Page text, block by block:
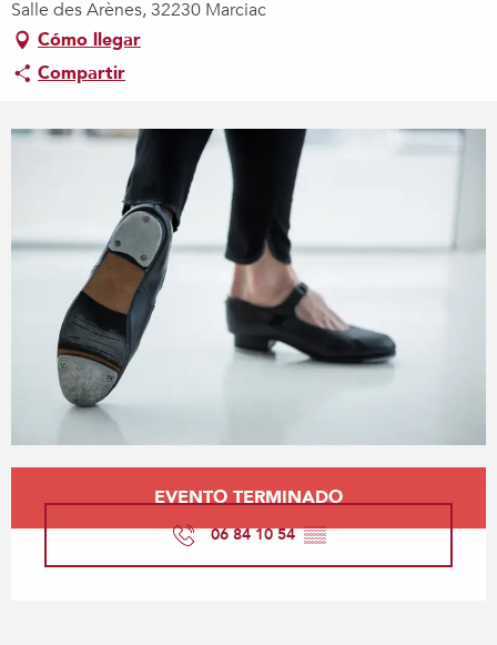
Salle des Arènes, 32230 Marciac
Cómo llegar
Compartir
Horarios y datos de contacto
EVENTO TERMINADO
06 84 10 54▒▒